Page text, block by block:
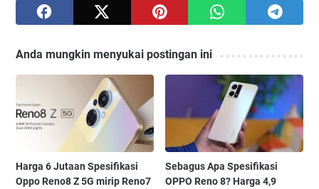
Anda mungkin menyukai postingan ini
Harga 6 Jutaan Spesifikasi
Oppo Reno8 Z 5G mirip Reno7
Sebagus Apa Spesifikasi
OPPO Reno 8? Harga 4,9